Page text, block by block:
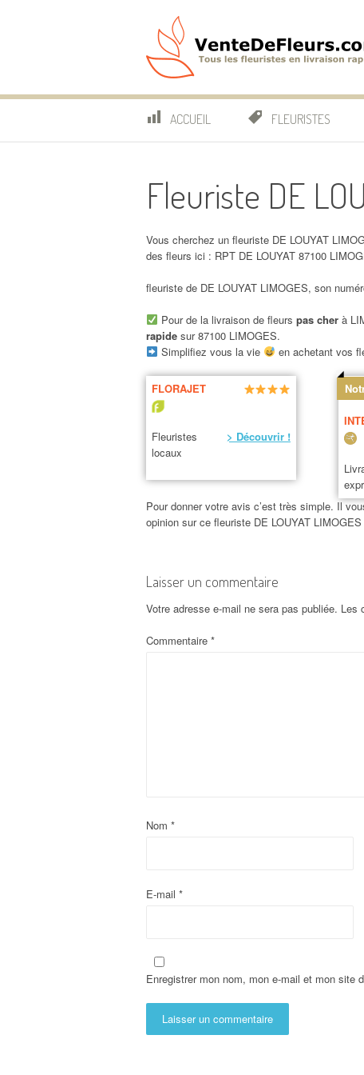
VenteDeFleurs.com
ACCUEIL FLEURISTES
Fleuriste DE
Vous cherchez un fleuriste DE LOUYAT
des fleurs ici : RPT DE LOUYAT 87100
fleuriste de DE LOUYAT LIMOGES, son
Pour de la livraison de fleurs pas cherà
rapide sur 87100 LIMOGES.
Simplifiez vous la vie
en achetant vos
FLORAJET
Fleuristes
locaux
> Découvrir !
Pour donner votre avis c’est très simple. Il
opinion sur ce fleuriste DE LOUYAT LIMOGES
Laisser un commentaire
Votre adresse e-mail ne sera pas publiée. Les
Commentaire *
Nom *
E-mail *
Enregistrer mon nom, mon e-mail et mon site